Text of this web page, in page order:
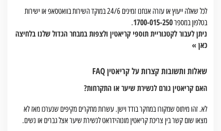
לכל שאלה ייעוץ או עזרה אנחנו זמינים 24/6 במוקד השירות בוואטסאפ או ישירות
בטלפון במספר1700-015-250
.
ניתן לעבור לקטגוריית תוספי קריאטין ולצפות במבחר הגדול שלנו בלחיצה
כאן »
שאלות ותשובות קצרות על קריאטין FAQ
האם קריאטין גורם לנשירת שיער או התקרחות?
לא. זהו מיתוס שמקורו במחקר בודד וישן. עשרות מחקרים מקיפים שנערכו מאז לא
מצאו שום קשר בין צריכת קריאטין מונוהידראט לנשירת שיער אצל גברים או נשים.